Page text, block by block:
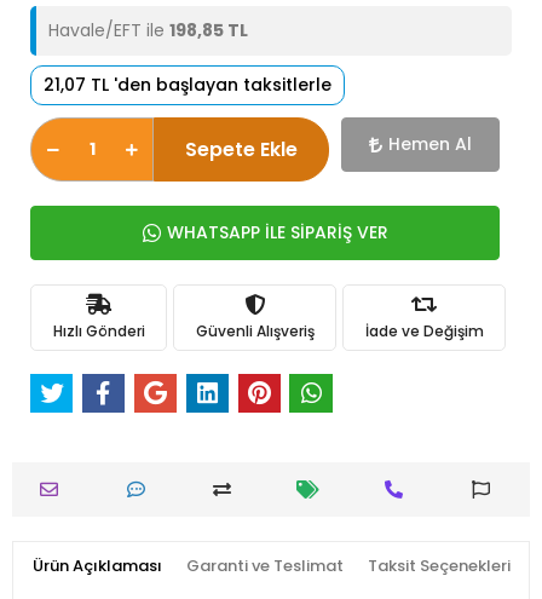
Havale/EFT ile 198,85 TL
21,07 TL 'den başlayan taksitlerle
Sepete Ekle Hemen Al
WHATSAPP İLE SİPARİŞ VER
Hızlı Gönderi Güvenli Alışveriş İade ve Değişim
Ürün Açıklaması Garanti ve Teslimat Taksit Seçenekleri